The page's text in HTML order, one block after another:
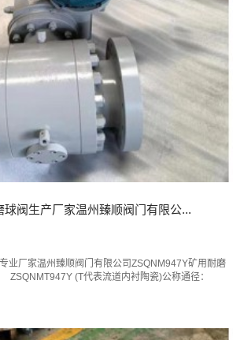
阀生产厂家温州臻顺阀门有限公...
业厂家温州臻顺阀门有限公司ZSQNM947Y矿用耐磨
(T代表流道内衬陶瓷)公称通径：